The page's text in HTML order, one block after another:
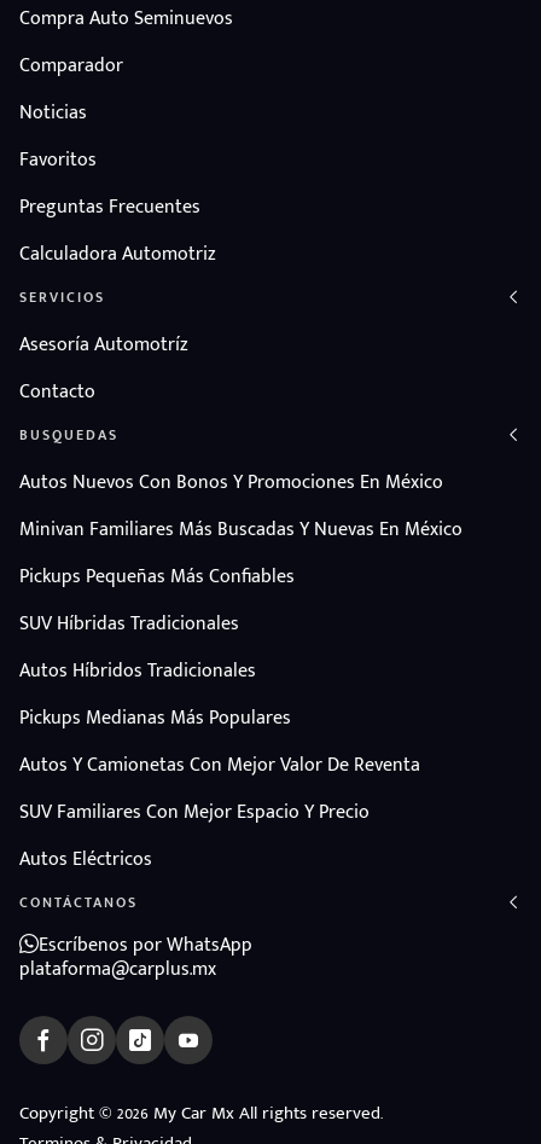
Compra Auto Seminuevos
Comparador
Noticias
Favoritos
Preguntas Frecuentes
Calculadora Automotriz
SERVICIOS
Asesoría Automotríz
Contacto
BUSQUEDAS
Autos Nuevos Con Bonos Y Promociones En México
Minivan Familiares Más Buscadas Y Nuevas En México
Pickups Pequeñas Más Confiables
SUV Híbridas Tradicionales
Autos Híbridos Tradicionales
Pickups Medianas Más Populares
Autos Y Camionetas Con Mejor Valor De Reventa
SUV Familiares Con Mejor Espacio Y Precio
Autos Eléctricos
CONTÁCTANOS
Escríbenos por WhatsApp
plataforma@carplus.mx
Copyright © 2026 My Car Mx All rights reserved.